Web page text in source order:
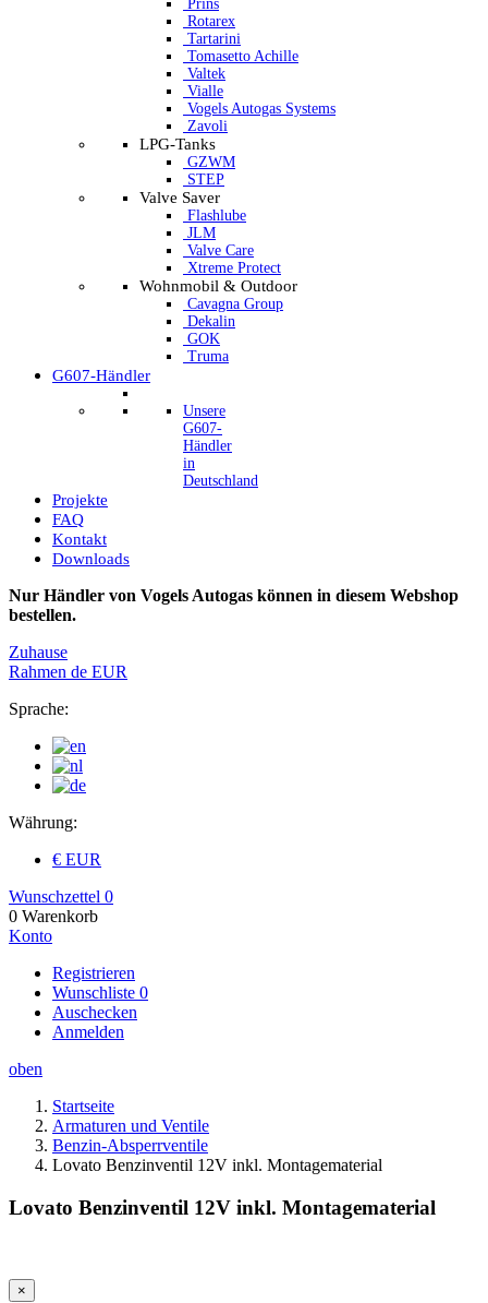
Prins
Rotarex
Tartarini
Tomasetto Achille
Valtek
Vialle
Vogels Autogas Systems
Zavoli
LPG-Tanks
GZWM
STEP
Valve Saver
Flashlube
JLM
Valve Care
Xtreme Protect
Wohnmobil & Outdoor
Cavagna Group
Dekalin
GOK
Truma
G607-Händler
Unsere
G607-
Händler
in
Deutschland
Projekte
FAQ
Kontakt
Downloads
Nur Händler von Vogels Autogas können in diesem Webshop
bestellen.
Zuhause
Rahmen de EUR
Sprache:
Währung:
€ EUR
Wunschzettel 0
0 Warenkorb
Konto
Registrieren
Wunschliste 0
Auschecken
Anmelden
oben
Startseite
Armaturen und Ventile
Benzin-Absperrventile
Lovato Benzinventil 12V inkl. Montagematerial
Lovato Benzinventil 12V inkl. Montagematerial
×